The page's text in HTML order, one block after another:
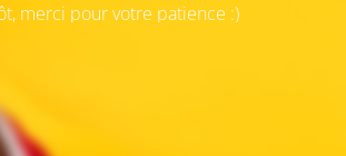
merci pour votre patience :)